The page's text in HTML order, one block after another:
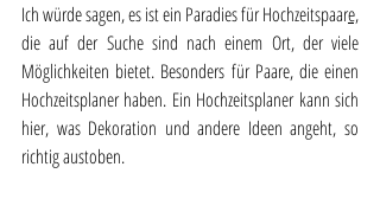
Ich würde sagen, es ist ein Paradies für Hochzeitspaare,
die auf der Suche sind nach einem Ort, der viele
Möglichkeiten bietet. Besonders für Paare, die einen
Hochzeitsplaner haben. Ein Hochzeitsplaner kann sich
hier, was Dekoration und andere Ideen angeht, so
richtig austoben.